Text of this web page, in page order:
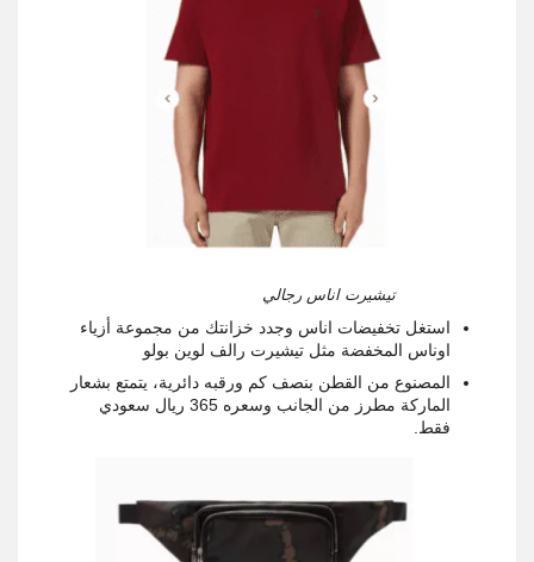
تيشيرت اناس رجالي
استغل تخفيضات اناس وجدد خزانتك من مجموعة أزياء
اوناس المخفضة مثل تيشيرت رالف لوين بولو
المصنوع من القطن بنصف كم ورقبه دائرية، يتمتع بشعار
الماركة مطرز من الجانب وسعره 365 ريال سعودي
فقط.